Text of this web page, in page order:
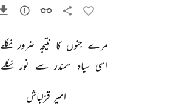
مرے جنوں کا نتیجہ ضرور نکلے
اسی سیاہ سمندر سے نور نکلے
امیر قزلباش